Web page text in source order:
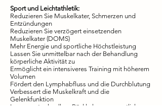
Sport und Leichtathletik:
Reduzieren Sie Muskelkater, Schmerzen und
Entzündungen
Reduzieren Sie verzögert einsetzenden
Muskelkater (DOMS)
Mehr Energie und sportliche Höchstleistung
Lassen Sie unmittelbar nach der Behandlung
körperliche Aktivität zu
Ermöglicht ein intensiveres Training mit höherem
Volumen
Fördert den Lymphabfluss und die Durchblutung
Verbessert die Muskelkraft und die
Gelenkfunktion
Insgesamt schnellere Rückkehr zum sportlichen